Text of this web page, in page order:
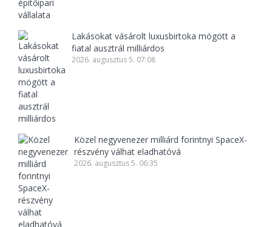
Lakásokat vásárolt luxusbirtoka mögött a
fiatal ausztrál milliárdos
2026. augusztus 5. 07:08
Közel negyvenezer milliárd forintnyi SpaceX-
részvény válhat eladhatóvá
2026. augusztus 5. 06:35